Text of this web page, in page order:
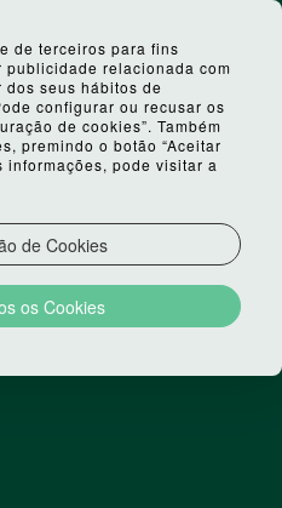
de terceiros para fins
relacionada com
seus hábitos de
configurar ou recusar os
de cookies”. Também
premindo o botão “Aceitar
informações, pode visitar a
de Cookies
os Cookies